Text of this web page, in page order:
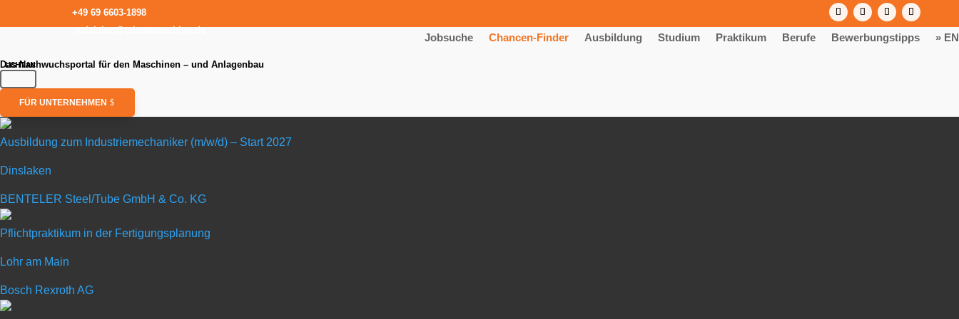
+49 69 6603-1898
redaktion@talentmaschine.de
Jobsuche Chancen-Finder Ausbildung Studium Praktikum Berufe Bewerbungstipps » EN
Das Nachwuchsportal für den Maschinen – und Anlagenbau
FÜR UNTERNEHMEN
Ausbildung zum Industriemechaniker (m/w/d) – Start 2027
Dinslaken
BENTELER Steel/Tube GmbH & Co. KG
Pflichtpraktikum in der Fertigungsplanung
Lohr am Main
Bosch Rexroth AG
Ausbildung zum Industriemechaniker (m/w/d) – Start 2027
BENTELER Steel/Tube GmbH & Co. KG